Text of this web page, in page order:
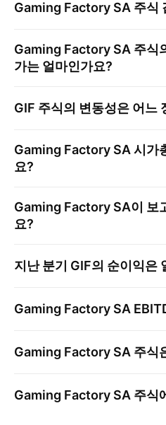
Gaming Factory SA 주식
Gaming Factory SA 주식
가는 얼마인가요?
GIF 주식의 변동성은 어느
Gaming Factory SA 시가
요?
Gaming Factory SA이 보
요?
지난 분기 GIF의 순이익은
Gaming Factory SA
Gaming Factory SA 주식
Gaming Factory SA 주식